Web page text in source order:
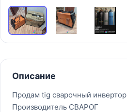
Описание
Продам tig сварочный инвертор
Производитель СВАРОГ